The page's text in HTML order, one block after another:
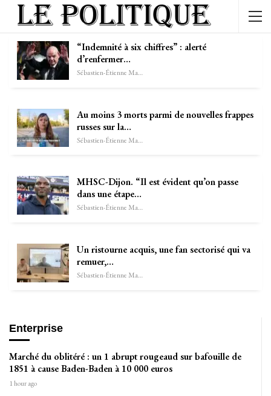
“Indemnité à six chiffres” : alerté
d’renfermer…
Sébastien-Étienne Marechal
Au moins 3 morts parmi de nouvelles frappes
russes sur la…
Sébastien-Étienne Marechal
MHSC-Dijon. “Il est évident qu’on passe
dans une étape…
Sébastien-Étienne Marechal
Un ristourne acquis, une fan sectorisé qui va
remuer,…
Sébastien-Étienne Marechal
Enterprise
Marché du oblitéré : un 1 abrupt rougeaud sur bafouille de
1851 à cause Baden-Baden à 10 000 euros
1 hour ago